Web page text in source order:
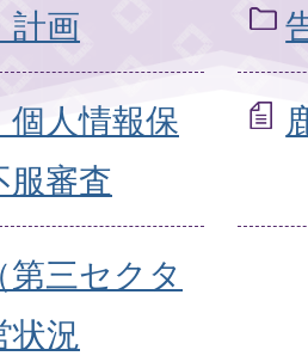
計画
個人情報保
服審査
三セクタ
状況